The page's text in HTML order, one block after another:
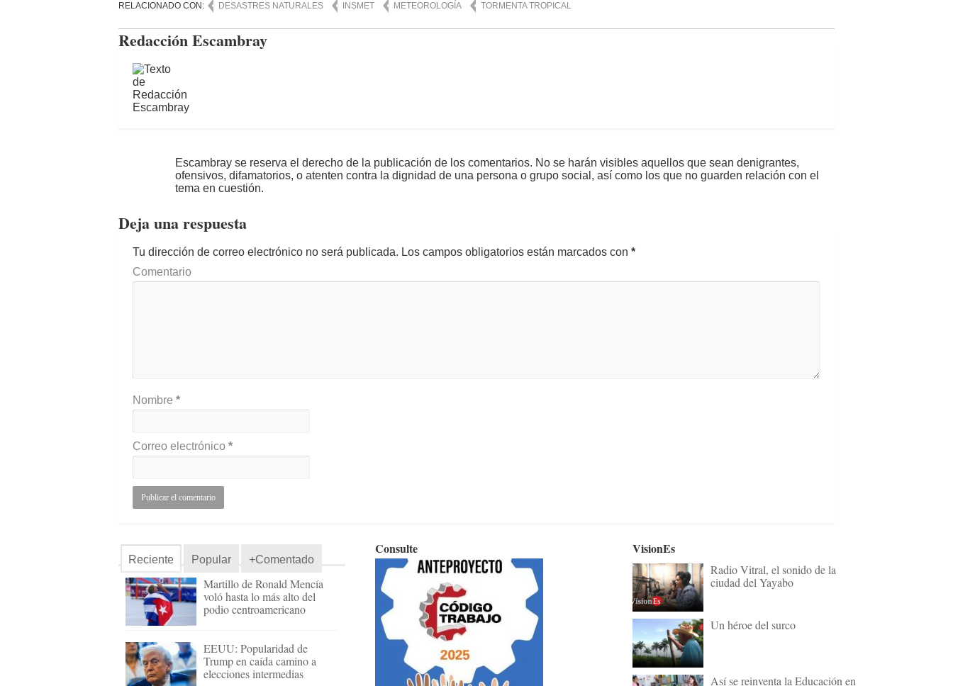
RELACIONADO CON: DESASTRES NATURALES INSMET METEOROLOGÍA TORMENTA TROPICAL
Redacción Escambray
Escambray se reserva el derecho de la publicación de los comentarios. No se harán visibles aquellos que sean denigrantes,
ofensivos, difamatorios, o atenten contra la dignidad de una persona o grupo social, así como los que no guarden relación con el
tema en cuestión.
Deja una respuesta
Tu dirección de correo electrónico no será publicada. Los campos obligatorios están marcados con *
Comentario
Nombre *
Correo electrónico *
Reciente Popular +Comentado
Martillo de Ronald Mencía
voló hasta lo más alto del
podio centroamericano
EEUU: Popularidad de
Trump en caída camino a
elecciones intermedias
Consulte VisionEs
Radio Vitral, el sonido de la
ciudad del Yayabo
Un héroe del surco
Así se reinventa la Educación en